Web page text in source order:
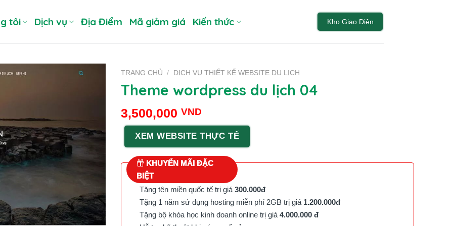
tôi Dịch vụ Địa Điểm Mã giảm giá Kiến thức Kho Giao Diện
TRANG CHỦ / DỊCH VỤ THIẾT KẾ WEBSITE DU LỊCH
Theme wordpress du lịch 04
3,500,000 VND
XEM WEBSITE THỰC TẾ
KHUYẾN MÃI ĐẶC
BIỆT
Tặng tên miền quốc tế trị giá 300.000đ
Tặng 1 năm sử dụng hosting miễn phí 2GB trị giá 1.200.000đ
Tặng bộ khóa học kinh doanh online trị giá 4.000.000 đ